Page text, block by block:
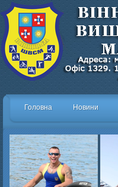
Головна Новини